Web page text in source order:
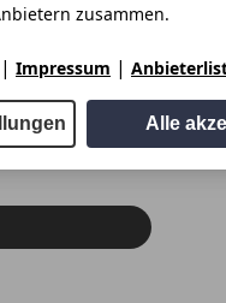
zusammen.
| Impressum |
Alle